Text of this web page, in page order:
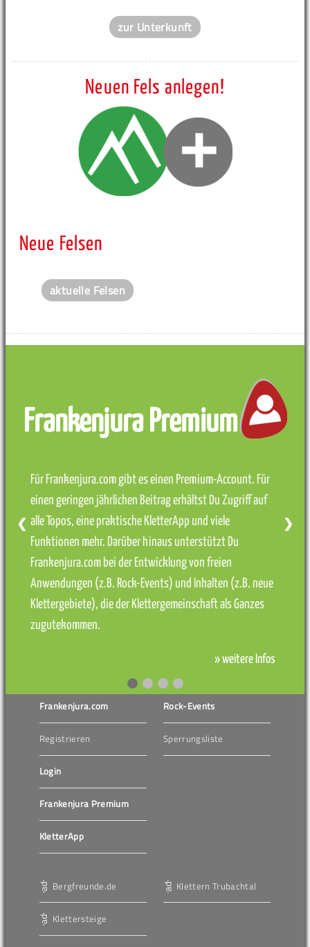
zur Unterkunft
Neuen Fels anlegen!
Neue Felsen
aktuelle Felsen
Frankenjura Premium
Für Frankenjura.com gibt es einen Premium-Account. Für
einen geringen jährlichen Beitrag erhältst Du Zugriff auf
alle Topos, eine praktische KletterApp und viele
Funktionen mehr. Darüber hinaus unterstützt Du
Frankenjura.com bei der Entwicklung von freien
Anwendungen (z.B. Rock-Events) und Inhalten (z.B. neue
Klettergebiete), die der Klettergemeinschaft als Ganzes
zugutekommen.
» weitere Infos
❮ ❯
Frankenjura.com
Registrieren
Login
Frankenjura Premium
KletterApp
Rock-Events
Sperrungsliste
Bergfreunde.de
Klettersteige
Klettern Trubachtal